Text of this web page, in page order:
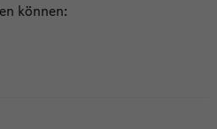
können: